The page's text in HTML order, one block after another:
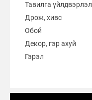
Тавилга үйлдвэрлэл
Дрож, хивс
Обой
Декор, гэр ахуй
Гэрэл